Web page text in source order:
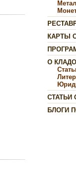
КАРТЫ
О
СТАТЬИ
БЛОГИ